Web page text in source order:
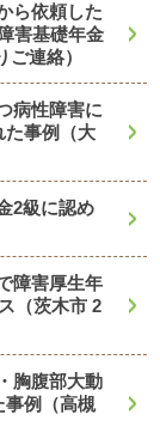
ら依頼した
害基礎年金
連絡）
病性障害に
た事例（大
2級に認め
障害厚生年
（茨木市 2
胸腹部大動
事例（高槻